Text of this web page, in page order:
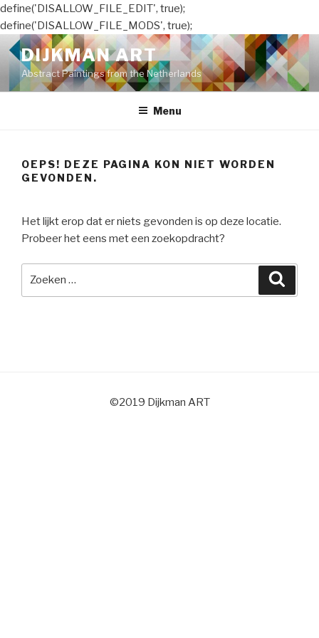
define('DISALLOW_FILE_EDIT', true);
define('DISALLOW_FILE_MODS', true);
Naar
de
inhoud
springen
DIJKMAN ART
Abstract Paintings from the Netherlands
Menu
OEPS! DEZE PAGINA KON NIET WORDEN
GEVONDEN.
Het lijkt erop dat er niets gevonden is op deze locatie.
Probeer het eens met een zoekopdracht?
©2019 Dijkman ART